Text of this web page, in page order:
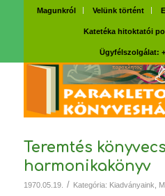
Magunkról Velünk történt
Katetéka hitoktatói
Ügyfélszolgálat:
Teremtés
harmonikakönyv
1970.05.19. / Kategória: Kiadványaink